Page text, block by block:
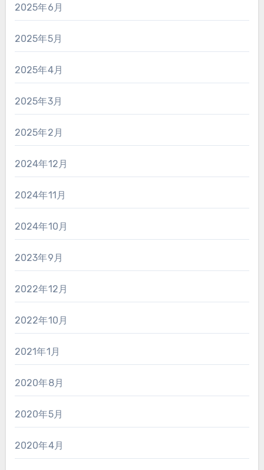
2025年6月
2025年5月
2025年4月
2025年3月
2025年2月
2024年12月
2024年11月
2024年10月
2023年9月
2022年12月
2022年10月
2021年1月
2020年8月
2020年5月
2020年4月